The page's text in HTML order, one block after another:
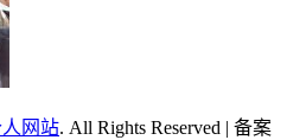
网站. All Rights Reserved | 备案